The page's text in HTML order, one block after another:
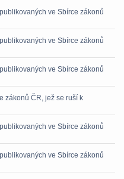
ve Sbírce zákonů
ve Sbírce zákonů
ve Sbírce zákonů
zákonů ČR, jež se ruší k
ve Sbírce zákonů
ve Sbírce zákonů